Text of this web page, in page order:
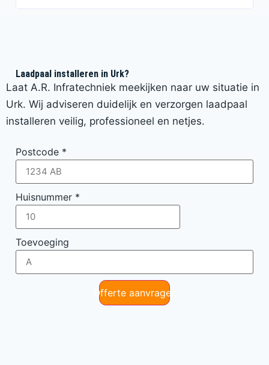
Laadpaal installeren in Urk?
Laat A.R. Infratechniek meekijken naar uw situatie in
Urk. Wij adviseren duidelijk en verzorgen laadpaal
installeren veilig, professioneel en netjes.
Postcode *
Huisnummer *
Toevoeging
Offerte aanvragen